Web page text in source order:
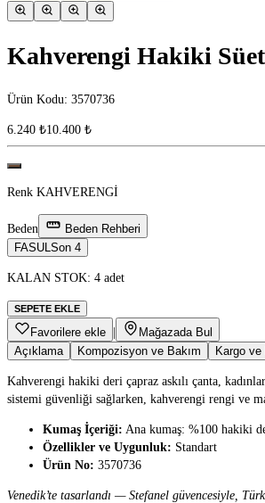
Kahverengi Hakiki
Ürün Kodu: 3570736
6.240 ₺10.400 ₺
Renk KAHVERENGİ
Beden
Beden Rehberi
FASUL Son 4
KALAN STOK: 4 adet
SEPETE EKLE
Favorilere ekle |
Mağazada Bul
Açıklama
Kompozisyon ve Bakım Kargo ve
Kahverengi hakiki deri çapraz askılı çanta,
sistemi güvenliği sağlarken, kahverengi rengi ve
Kumaş İçeriği: Ana kumaş: %100 hakiki
Özellikler ve Uygunluk: Standart
Ürün No: 3570736
Venedik’te tasarlandı — Stefanel güvencesiyle,